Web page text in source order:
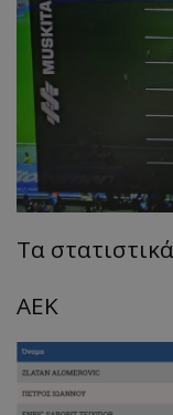
Τα
ΑΕΚ